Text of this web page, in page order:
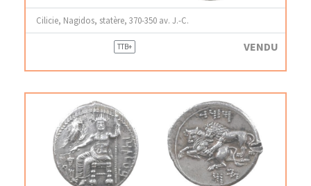
Cilicie, Nagidos, statère, 370-350 av. J.-C.
TTB+ VENDU